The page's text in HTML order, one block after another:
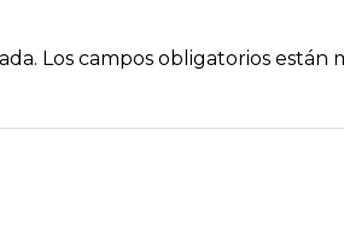
Los campos obligatorios están